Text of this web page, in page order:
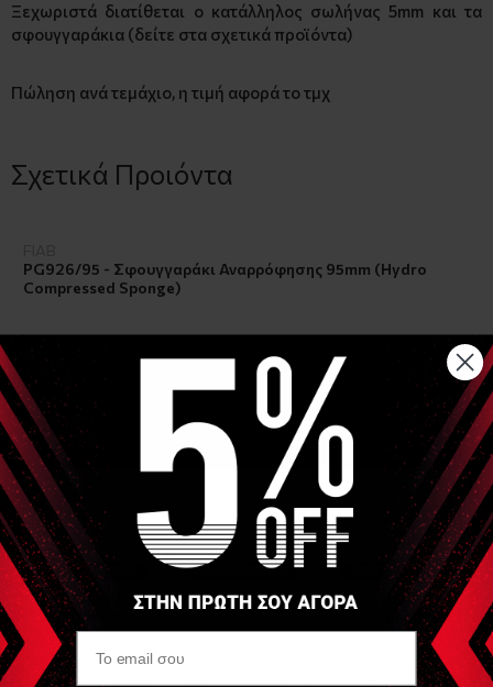
Ξεχωριστά διατίθεται ο κατάλληλος σωλήνας 5mm και τα
σφουγγαράκια (δείτε στα σχετικά προϊόντα)
Πώληση ανά τεμάχιο, η τιμή αφορά το τμχ
Σχετικά Προιόντα
PG926/95 - Σφουγγαράκι Αναρρόφησης 95mm (Hydro
Compressed Sponge)